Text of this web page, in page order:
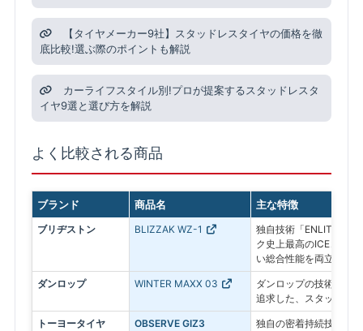
【タイヤメーカー9社】スタッドレスタイヤの価格を徹
底比較!選ぶ際のポイントも解説
カーライフスタイル別!プロが提案するスタッドレスタ
イヤ9選と選び方を解説
よく比較される商品
ブランド 商品名 主な特徴
ブリヂストン BLIZZAK WZ-1
独自技術「ENLITEN」
ク史上最高のICEコント
い総合性能を両立した
ダンロップ WINTER MAXX 03
ダンロップの技術で氷
追求した、スタッドレ
トーヨータイヤ OBSERVE GIZ3
独自の密着持続技術に